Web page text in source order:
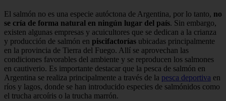
El salmón no es una especie autóctona de Argentina, por lo tanto, no
se cría de forma natural en ningún lugar del país. Sin embargo,
existen algunas empresas y acuicultores que se dedican a la crianza
y producción de salmón en piscifactorías ubicadas principalmente
en la provincia de Tierra del Fuego. Allí se aprovechan las
condiciones favorables del ambiente y se reproducen los salmones
en cautiverio. Es importante destacar que la pesca de salmón en
Argentina se realiza principalmente a través de la pesca deportiva en
ríos y lagos, donde se han introducido especies de salmónidos como
el trucha arcoíris o la trucha marrón.